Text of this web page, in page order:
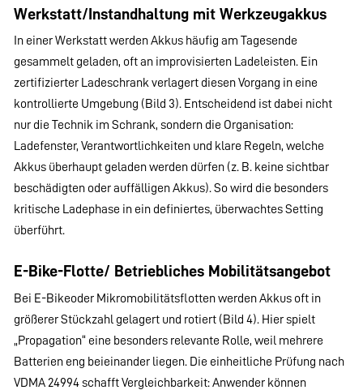
Werkstatt/Instandhaltung mit Werkzeugakkus
In einer Werkstatt werden Akkus häufig am Tagesende
gesammelt geladen, oft an improvisierten Ladeleisten. Ein
zertifizierter Ladeschrank verlagert diesen Vorgang in eine
kontrollierte Umgebung (Bild 3). Entscheidend ist dabei nicht
nur die Technik im Schrank, sondern die Organisation:
Ladefenster, Verantwortlichkeiten und klare Regeln, welche
Akkus überhaupt geladen werden dürfen (z. B. keine sichtbar
beschädigten oder auffälligen Akkus). So wird die besonders
kritische Ladephase in ein definiertes, überwachtes Setting
überführt.
E-Bike-Flotte/ Betriebliches Mobilitätsangebot
Bei E-Bikeoder Mikromobilitätsflotten werden Akkus oft in
größerer Stückzahl gelagert und rotiert (Bild 4). Hier spielt
„Propagation“ eine besonders relevante Rolle, weil mehrere
Batterien eng beieinander liegen. Die einheitliche Prüfung nach
VDMA 24994 schafft Vergleichbarkeit: Anwender können